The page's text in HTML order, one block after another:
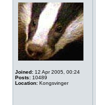
Joined: 12 Apr 2005, 00:24
Posts: 10489
Location: Kongsvinger